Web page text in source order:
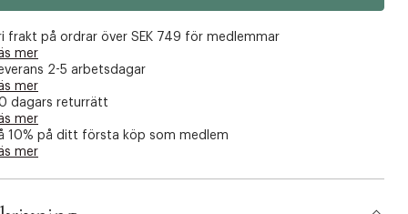
frakt på ordrar över SEK 749 för medlemmar
mer
2-5 arbetsdagar
mer
dagars returrätt
mer
10% på ditt första köp som medlem
mer